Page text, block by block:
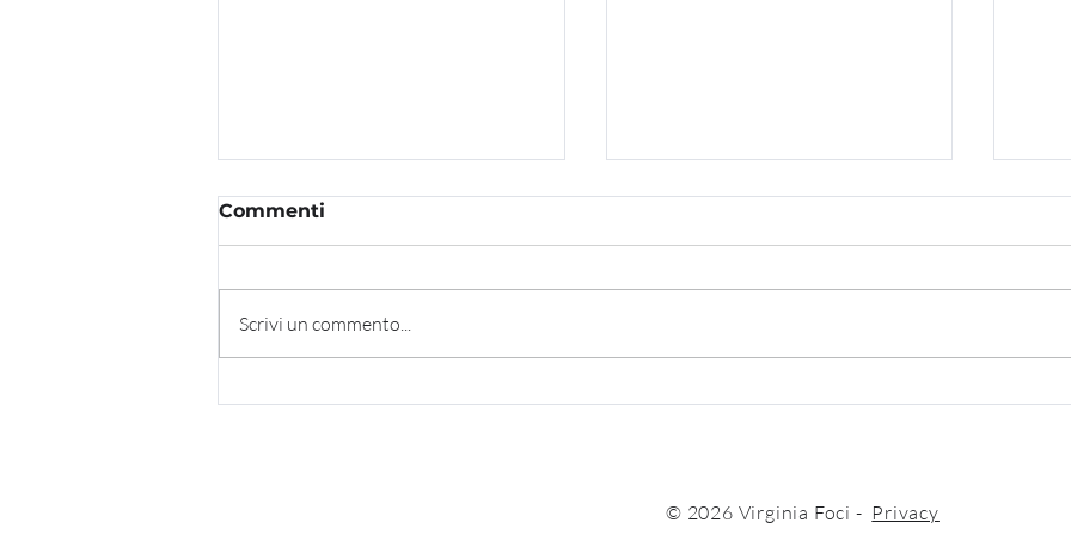
Commenti
Scrivi un commento...
© 2026 Virginia Foci - Privacy